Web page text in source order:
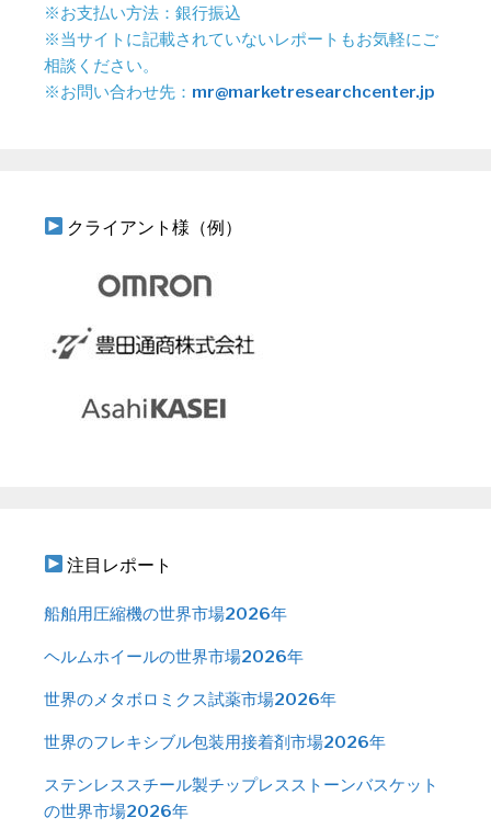
※お支払い方法：銀行振込
※当サイトに記載されていないレポートもお気軽にご
相談ください。
※お問い合わせ先： mr@marketresearchcenter.jp
クライアント様（例）
注目レポート
船舶用圧縮機の世界市場2026年
ヘルムホイールの世界市場2026年
世界のメタボロミクス試薬市場2026年
世界のフレキシブル包装用接着剤市場2026年
ステンレススチール製チップレスストーンバスケット
の世界市場2026年